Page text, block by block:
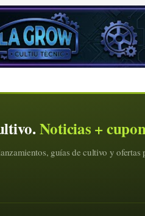
Noticias +
guías de cultivo y ofertas